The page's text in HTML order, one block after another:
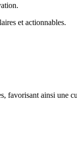
et actionnables.
favorisant ainsi une